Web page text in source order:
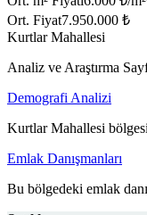
Ort. Fiyat7.950.000 ₺
Kurtlar Mahallesi
Analiz ve Araştırma
Demografi Analizi
Kurtlar Mahallesi
Emlak Danışmanları
Bu bölgedeki emlak